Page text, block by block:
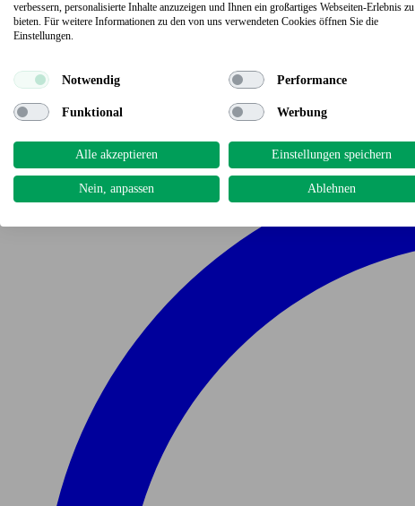
verbessern, personalisierte Inhalte anzuzeigen und Ihnen ein großartiges Webseiten-Erlebnis zu
bieten. Für weitere Informationen zu den von uns verwendeten Cookies öffnen Sie die
Einstellungen.
Notwendig Performance
Funktional Werbung
Alle akzeptieren Einstellungen speichern
Nein, anpassen Ablehnen